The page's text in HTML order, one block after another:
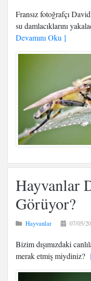
Fransız fotoğrafçı
su damlacıklarını
Devamını Oku ]
Hayvanlar
Görüyor?
Hayvanlar 07/05/
Bizim dışımızdaki
merak etmiş miydiniz?